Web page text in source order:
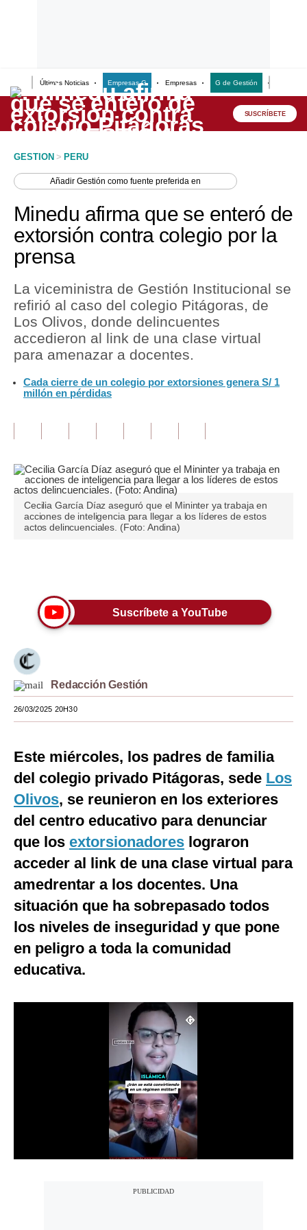
Últimas Noticias Empresas G Empresas G de Gestión
Lo último
Peru Quiosco
Economía
Mercados
Política
Tu Dinero
Finanzas Personales
Inmobiliarias
Opinión
Editorial
Blogs
Viajes
Estilos
Mundo
España
Internacional
Tecnología
Mix
G de Gestión
Podcast
SUSCRÍBETE
GESTION > PERU
AñadirGestión como fuente preferida en
Minedu afirma que se enteró de
extorsión contra colegio por la
prensa
La viceministra de Gestión Institucional se
refirió al caso del colegio Pitágoras, de
Los Olivos, donde delincuentes
accedieron al link de una clase virtual
para amenazar a docentes.
Cada cierre de un colegio por extorsiones genera S/ 1
millón en pérdidas
Cecilia García Díaz aseguró que el Mininter ya trabaja en
acciones de inteligencia para llegar a los líderes de estos
actos delincuenciales. (Foto: Andina)
Suscríbete a YouTube
Redacción Gestión
26/03/2025 20H30
Este miércoles, los padres de familia
del colegio privado Pitágoras, sede Los
Olivos, se reunieron en los exteriores
del centro educativo para denunciar
que los extorsionadores lograron
acceder al link de una clase virtual para
amedrentar a los docentes. Una
situación que ha sobrepasado todos
los niveles de inseguridad y que pone
en peligro a toda la comunidad
educativa.